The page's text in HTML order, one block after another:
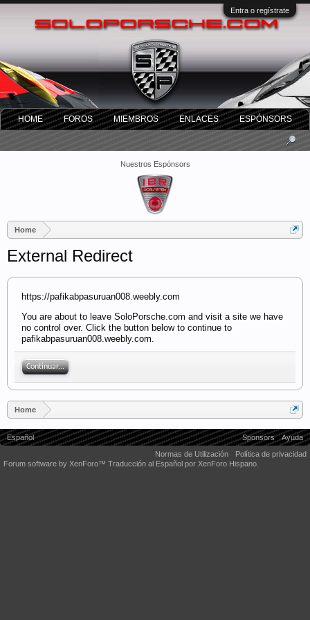
Entra o regístrate
Nuestros Espónsors
Home
External Redirect
https://pafikabpasuruan008.weebly.com
You are about to leave SoloPorsche.com and visit a site we have
no control over. Click the button below to continue to
pafikabpasuruan008.weebly.com.
Continuar...
Home
HOME FOROS MIEMBROS ENLACES ESPÓNSORS
Español Sponsors
Ayuda
Normas de Utilización
Política de privacidad
Forum software by XenForo™ Traducción al Español por XenForo Hispano.